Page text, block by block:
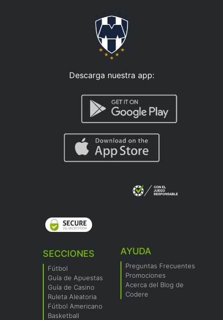
Descarga nuestra app:
SECCIONES
Fútbol
Guía de Apuestas
Guía de Casino
Ruleta Aleatoria
Fútbol Americano
Basketball
AYUDA
Preguntas Frecuentes
Promociones
Acerca del Blog de
Codere